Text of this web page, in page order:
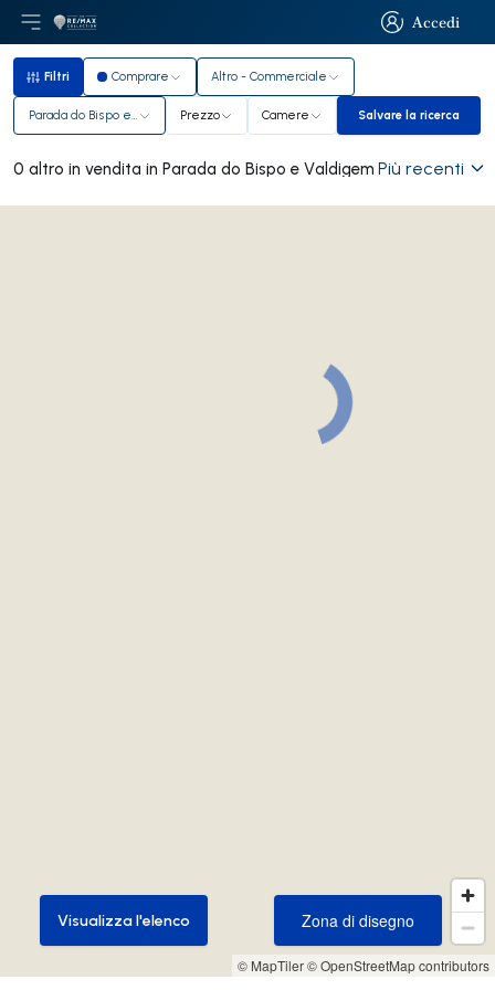
Accedi
Accedi
Apri il menu principale
LogoVai alla homepage
Filtri
Filtri Comprare Altro - Commerciale
Parada do Bispo e ValdigemPrezzo Camere Salvare la
Salvare la ricerca
0 altro in vendita in Parada do Bispo e Valdigem Più recenti
© MapTiler© OpenStreetMap contributors
Zona di disegno
Zona di disegno
Visualizza l'elenco
Visualizza l'elenco